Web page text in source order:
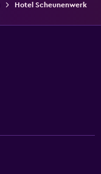
Hotel Scheunenwerk